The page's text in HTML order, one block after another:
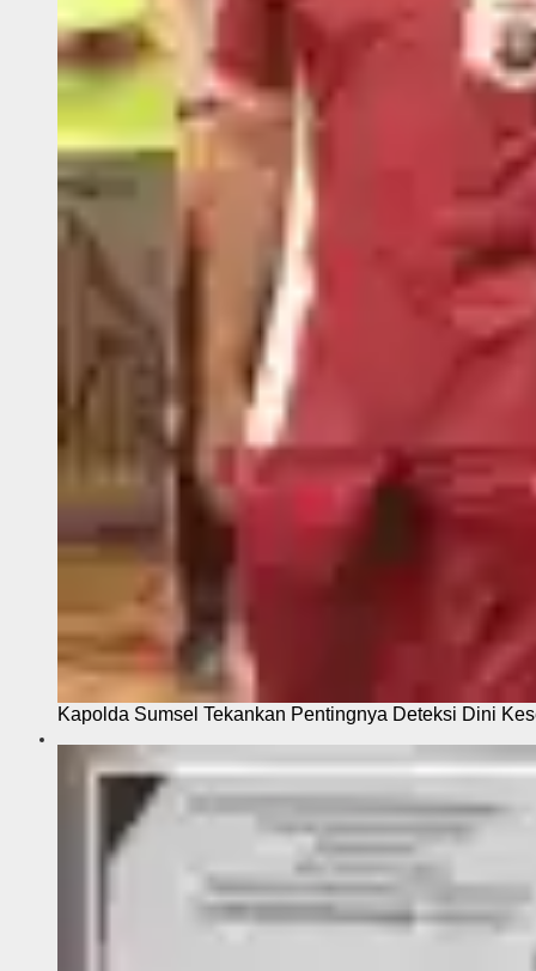
Kapolda Sumsel Tekankan Pentingnya Deteksi Dini